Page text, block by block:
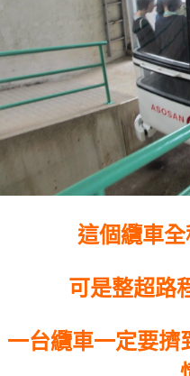
這個纜車
可是整超路
一台纜車一定要擠